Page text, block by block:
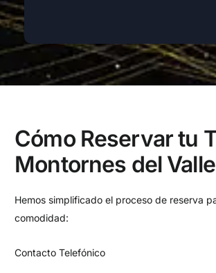
Cómo Reservar tu
Montornes del
Hemos simplificado el proceso de reserva
comodidad:
Contacto Telefónico